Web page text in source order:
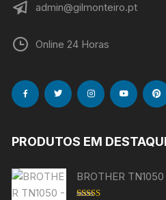
admin@gilmonteiro.pt
Online 24 Horas
PRODUTOS EM
BROTHER